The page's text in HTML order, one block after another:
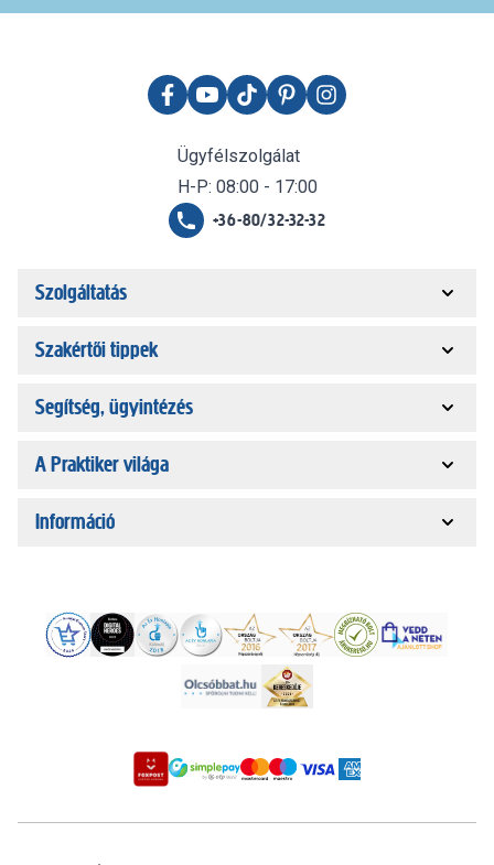
Ügyfélszolgálat
H-P: 08:00 - 17:00
+36-80/32-32-32
Szolgáltatás
Szakértői tippek
Segítség, ügyintézés
A Praktiker világa
Információ